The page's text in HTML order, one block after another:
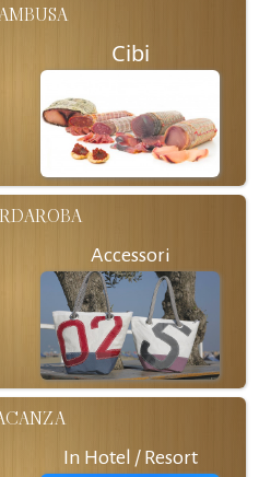
Cibi
Accessori
In Hotel / Resort